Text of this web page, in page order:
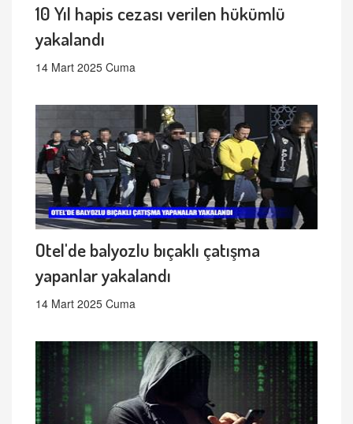
10 Yıl hapis cezası verilen hükümlü
yakalandı
14 Mart 2025 Cuma
Otel'de balyozlu bıçaklı çatışma
yapanlar yakalandı
14 Mart 2025 Cuma